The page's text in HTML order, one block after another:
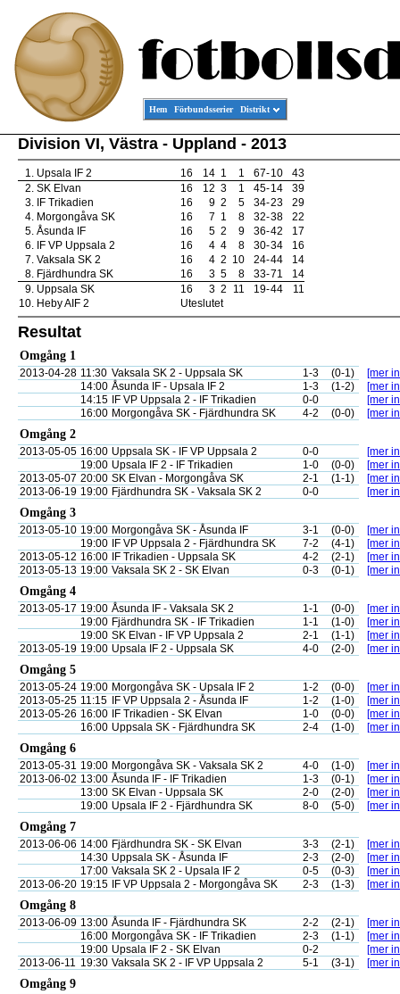
Hem Förbundsserier Distrikt
Division VI, Västra - Uppland - 2013
1. Upsala IF 2 16 14 1 1 67-10
43
2. SK Elvan 16 12 3 1 45-14
39
3. IF Trikadien 16 9 2 5 34-23
29
4. Morgongåva SK 16 7 1 8 32-38
22
5. Åsunda IF 16 5 2 9 36-42
17
6. IF VP Uppsala 2 16 4 4 8 30-34
16
7. Vaksala SK 2 16 4 2 10 24-44
14
8. Fjärdhundra SK 16 3 5 8 33-71
14
9. Uppsala SK 16 3 2 11 19-44
11
10. Heby AIF 2 Uteslutet
Resultat
Omgång 1
2013-04-28 11:30 Vaksala SK 2 - Uppsala SK 1-3 (0-1)
[mer
14:00 Åsunda IF - Upsala IF 2 1-3 (1-2)
[mer
14:15
IF VP Uppsala 2 - IF Trikadien 0-0
[mer
16:00 Morgongåva SK - Fjärdhundra SK 4-2 (0-0) [mer
Omgång 2
2013-05-05 16:00 Uppsala SK - IF VP Uppsala 2 0-0
[mer
19:00 Upsala IF 2 - IF Trikadien 1-0 (0-0)
[mer
2013-05-07 20:00 SK Elvan - Morgongåva SK 2-1 (1-1)
[mer
2013-06-19 19:00 Fjärdhundra SK - Vaksala SK 2 0-0 [mer
Omgång 3
2013-05-10 19:00 Morgongåva SK - Åsunda IF 3-1 (0-0)
[mer
19:00
IF VP Uppsala 2 - Fjärdhundra SK 7-2 (4-1)
[mer
2013-05-12 16:00 IF Trikadien - Uppsala SK 4-2 (2-1)
[mer
2013-05-13 19:00 Vaksala SK 2 - SK Elvan 0-3 (0-1) [mer
Omgång 4
2013-05-17 19:00 Åsunda IF - Vaksala SK 2 1-1 (0-0)
[mer
19:00 Fjärdhundra SK - IF Trikadien 1-1 (1-0)
[mer
19:00 SK Elvan - IF VP Uppsala 2 2-1 (1-1)
[mer
2013-05-19 19:00 Upsala IF 2 - Uppsala SK 4-0 (2-0) [mer
Omgång 5
2013-05-24 19:00 Morgongåva SK - Upsala IF 2 1-2 (0-0)
[mer
2013-05-25 11:15 IF VP Uppsala 2 - Åsunda IF 1-2 (1-0)
[mer
2013-05-26 16:00 IF Trikadien - SK Elvan 1-0 (0-0)
[mer
16:00 Uppsala SK - Fjärdhundra SK 2-4 (1-0) [mer
Omgång 6
2013-05-31 19:00 Morgongåva SK - Vaksala SK 2 4-0 (1-0)
[mer
2013-06-02 13:00 Åsunda IF - IF Trikadien 1-3 (0-1)
[mer
13:00 SK Elvan - Uppsala SK 2-0 (2-0)
[mer
19:00 Upsala IF 2 - Fjärdhundra SK 8-0 (5-0) [mer
Omgång 7
2013-06-06 14:00 Fjärdhundra SK - SK Elvan 3-3 (2-1)
[mer
14:30 Uppsala SK - Åsunda IF 2-3 (2-0)
[mer
17:00 Vaksala SK 2 - Upsala IF 2 0-5 (0-3)
[mer
2013-06-20 19:15 IF VP Uppsala 2 - Morgongåva SK 2-3 (1-3) [mer
Omgång 8
2013-06-09 13:00 Åsunda IF - Fjärdhundra SK 2-2 (2-1)
[mer
16:00 Morgongåva SK - IF Trikadien 2-3 (1-1)
[mer
19:00 Upsala IF 2 - SK Elvan 0-2
[mer
2013-06-11 19:30 Vaksala SK 2 - IF VP Uppsala 2 5-1 (3-1) [mer
Omgång 9